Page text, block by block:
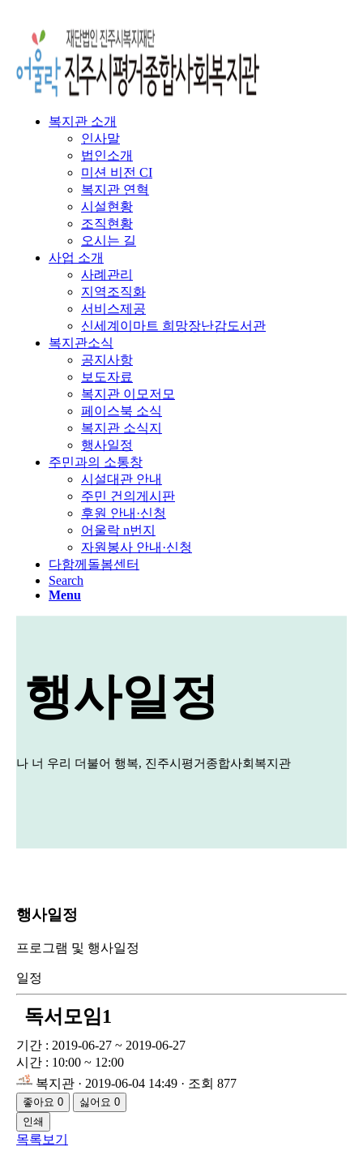
복지관 소개
인사말
법인소개
미션 비전 CI
복지관 연혁
시설현황
조직현황
오시는 길
사업 소개
사례관리
지역조직화
서비스제공
신세계이마트 희망장난감도서관
복지관소식
공지사항
보도자료
복지관 이모저모
페이스북 소식
복지관 소식지
행사일정
주민과의 소통창
시설대관 안내
주민 건의게시판
후원 안내·신청
어울락 n번지
자원봉사 안내·신청
다함께돌봄센터
Search
Menu
행사일정
나 너 우리 더불어 행복, 진주시평거종합사회복지관
행사일정
프로그램 및 행사일정
일정
독서모임1
기간 : 2019-06-27 ~ 2019-06-27
시간 : 10:00 ~ 12:00
복지관 · 2019-06-04 14:49 · 조회 877
좋아요 0 싫어요 0
인쇄
목록보기